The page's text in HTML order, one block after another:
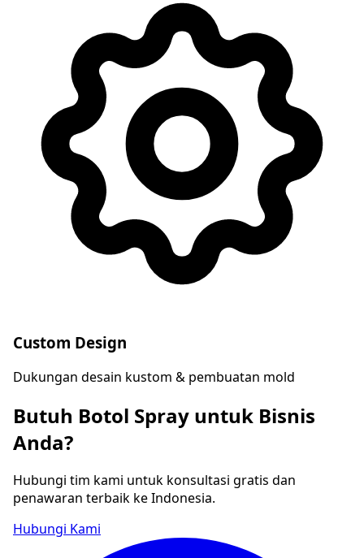
Custom Design
Dukungan desain kustom & pembuatan mold
Butuh Botol Spray untuk Bisnis
Anda?
Hubungi tim kami untuk konsultasi gratis dan
penawaran terbaik ke Indonesia.
Hubungi Kami